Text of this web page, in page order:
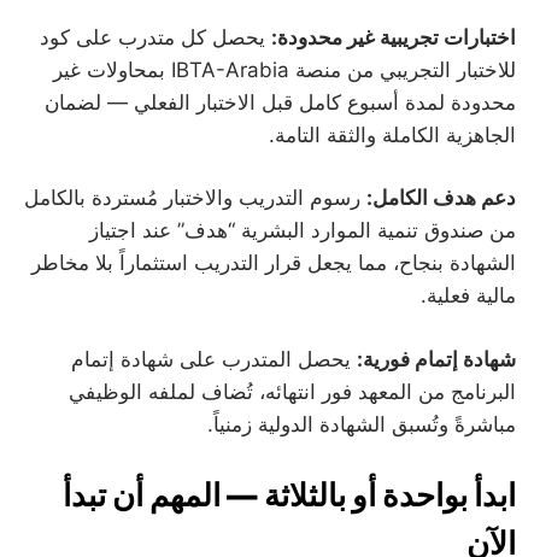
اختبارات تجريبية غير محدودة: يحصل كل متدرب على كود
للاختبار التجريبي من منصة IBTA-Arabia بمحاولات غير
محدودة لمدة أسبوع كامل قبل الاختبار الفعلي — لضمان
الجاهزية الكاملة والثقة التامة.
دعم هدف الكامل: رسوم التدريب والاختبار مُستردة بالكامل
من صندوق تنمية الموارد البشرية “هدف” عند اجتياز
الشهادة بنجاح، مما يجعل قرار التدريب استثماراً بلا مخاطر
مالية فعلية.
شهادة إتمام فورية: يحصل المتدرب على شهادة إتمام
البرنامج من المعهد فور انتهائه، تُضاف لملفه الوظيفي
مباشرةً وتُسبق الشهادة الدولية زمنياً.
ابدأ بواحدة أو بالثلاثة — المهم أن تبدأ
الآن